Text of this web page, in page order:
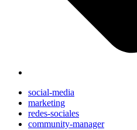
social-media
marketing
redes-sociales
community-manager